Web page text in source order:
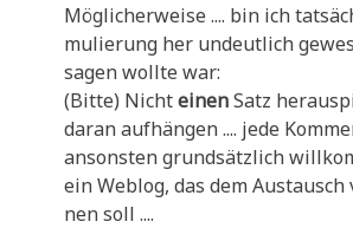
Mög­li­cher­wei­se .... bin ich
mu­lie­rung her undeut­lich
sagen woll­te war:
(Bit­te) NichteinenSatz
dar­an auf­hän­gen .... jede
anson­sten grund­sätz­lich
ein Web­log, das dem
nen soll ....